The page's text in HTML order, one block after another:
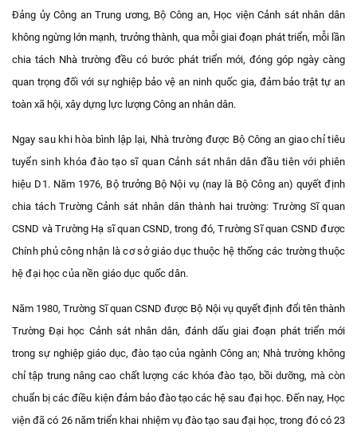
Đảng ủy Công an Trung ương, Bộ Công an, Học viện Cảnh sát nhân dân
không ngừng lớn mạnh, trưởng thành, qua mỗi giai đoạn phát triển, mỗi lần
chia tách Nhà trường đều có bước phát triển mới, đóng góp ngày càng
quan trọng đối với sự nghiệp bảo vệ an ninh quốc gia, đảm bảo trật tự an
toàn xã hội, xây dựng lực lượng Công an nhân dân.
Ngay sau khi hòa bình lập lại, Nhà trường được Bộ Công an giao chỉ tiêu
tuyển sinh khóa đào tạo sĩ quan Cảnh sát nhân dân đầu tiên với phiên
hiệu D1. Năm 1976, Bộ trưởng Bộ Nội vụ (nay là Bộ Công an) quyết định
chia tách Trường Cảnh sát nhân dân thành hai trường: Trường Sĩ quan
CSND và Trường Hạ sĩ quan CSND, trong đó, Trường Sĩ quan CSND được
Chính phủ công nhận là cơ sở giáo dục thuộc hệ thống các trường thuộc
hệ đại học của nền giáo dục quốc dân.
Năm 1980, Trường Sĩ quan CSND được Bộ Nội vụ quyết định đổi tên thành
Trường Đại học Cảnh sát nhân dân, đánh dấu giai đoạn phát triển mới
trong sự nghiệp giáo dục, đào tạo của ngành Công an; Nhà trường không
chỉ tập trung nâng cao chất lượng các khóa đào tạo, bồi dưỡng, mà còn
chuẩn bị các điều kiện đảm bảo đào tạo các hệ sau đại học. Đến nay, Học
viện đã có 26 năm triển khai nhiệm vụ đào tạo sau đại học, trong đó có 23